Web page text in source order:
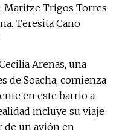
Maritze Trigos Torres
Teresita Cano
Arenas, una
de Soacha, comienza
en este barrio a
incluye su viaje
de un avión en